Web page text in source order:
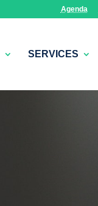
Agenda
SERVICES